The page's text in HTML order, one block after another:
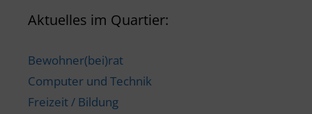
Aktuelles im Quartier:
Bewohner(bei)rat
Computer und Technik
Freizeit / Bildung